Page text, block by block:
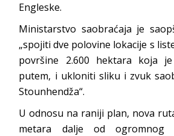
Engleske.
Ministarstvo saobraćaja je
„spojiti dve polovine lokacije s
površine 2.600 hektara koja
putem, i ukloniti sliku i zvuk
Stounhendža“.
U odnosu na raniji plan, nova
metara dalje od ogromnog